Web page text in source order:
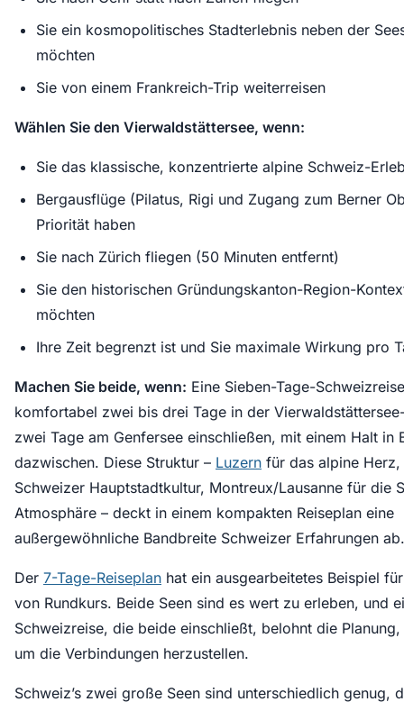
Sie ein kosmopolitisches Stadterlebnis neben der
möchten
Sie von einem Frankreich-Trip weiterreisen
Wählen Sie den Vierwaldstättersee, wenn:
Sie das klassische, konzentrierte alpine Schweiz-
Bergausflüge (Pilatus, Rigi und Zugang zum Berner
Priorität haben
Sie nach Zürich fliegen (50 Minuten entfernt)
Sie den historischen Gründungskanton-Region-
möchten
Ihre Zeit begrenzt ist und Sie maximale Wirkung pro
Machen Sie beide, wenn: Eine Sieben-Tage-
komfortabel zwei bis drei Tage in der
zwei Tage am Genfersee einschließen, mit einem Halt in
dazwischen. Diese Struktur – Luzern für das alpine
Schweizer Hauptstadtkultur, Montreux/Lausanne für die
Atmosphäre – deckt in einem kompakten Reiseplan eine
außergewöhnliche Bandbreite Schweizer Erfahrungen ab.
Der 7-Tage-Reiseplan hat ein ausgearbeitetes Beispiel
von Rundkurs. Beide Seen sind es wert zu erleben, und
Schweizreise, die beide einschließt, belohnt die
um die Verbindungen herzustellen.
Schweiz’s zwei große Seen sind unterschiedlich genug,